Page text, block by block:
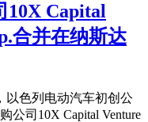
10X Capital
合并在纳斯达
以色列电动汽车初创公
公司10X Capital Venture